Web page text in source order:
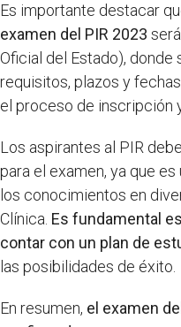
Es importante destacar
examen del PIR 2023
Oficial del Estado), donde
requisitos, plazos y
el proceso de inscripción
Los aspirantes al PIR
para el examen, ya que
los conocimientos en
Clínica. Es fundamental
contar con un plan de
las posibilidades de éxito.
En resumen, el examen